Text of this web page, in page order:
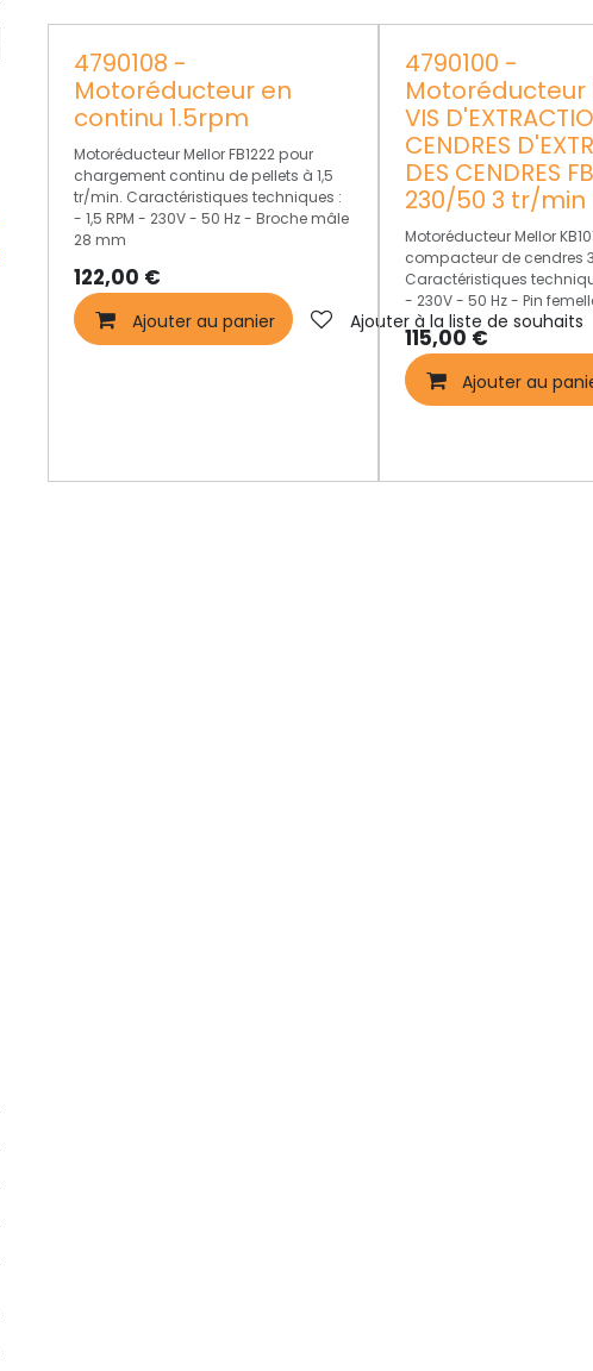
4790108 -
Motoréducteur en
continu 1.5rpm
Motoréducteur Mellor FB1222 pour
chargement continu de pellets à 1,5
tr/min. Caractéristiques techniques :
- 1,5 RPM - 230V - 50 Hz - Broche mâle
28 mm
122,00 €
Ajouter au panier Ajouter à la liste de souhaits
4790100 -
Motoréducteur
VIS
CENDRES
DES CENDRES
230/50 3 tr/min
Motoréducteur Mellor
compacteur de cendres 3
Caractéristiques
- 230V - 50 Hz - Pin
115,00 €
Ajouter au